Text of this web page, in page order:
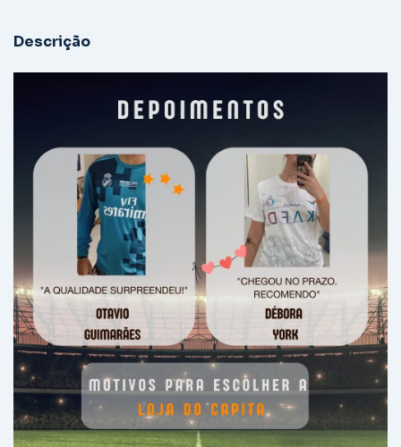
Descrição